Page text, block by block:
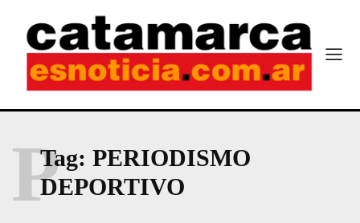
Tag: PERIODISMO
DEPORTIVO
P